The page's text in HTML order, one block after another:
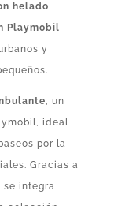
helado
Playmobil
y
, un
ideal
por la
Gracias a
integra